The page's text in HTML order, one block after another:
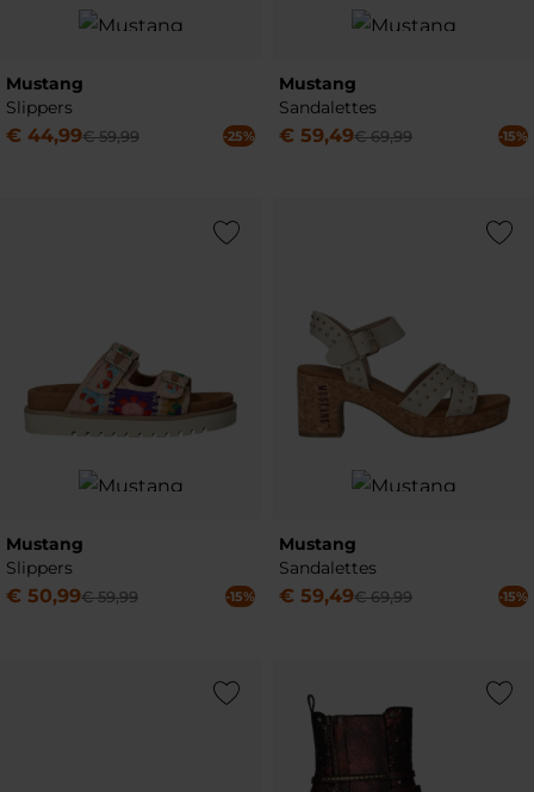
Mustang
Slippers
€ 44,99€ 59,99 -25%
Mustang
Sandalettes
€ 59,49€ 69,99 -15%
Add to Wishlist
Mustang
Slippers
€ 50,99€ 59,99 -15%
Add to
Mustang
Sandalettes
€ 59,49€ 69,99 -15%
Add to Wishlist Add to